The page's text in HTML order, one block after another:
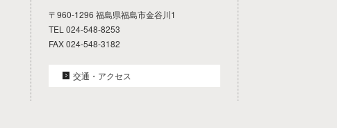
〒960-1296 福島県福島市金谷川1
TEL 024-548-8253
FAX 024-548-3182
交通・アクセス